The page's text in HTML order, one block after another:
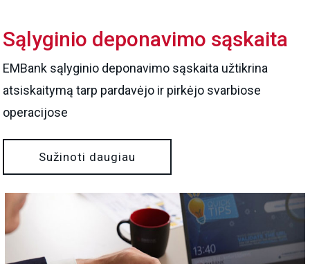
Sąlyginio deponavimo sąskaita
EMBank sąlyginio deponavimo sąskaita užtikrina
atsiskaitymą tarp pardavėjo ir pirkėjo svarbiose
operacijose
Sužinoti daugiau